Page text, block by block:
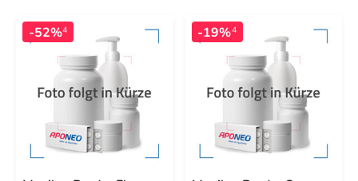
-52%4 -19%4